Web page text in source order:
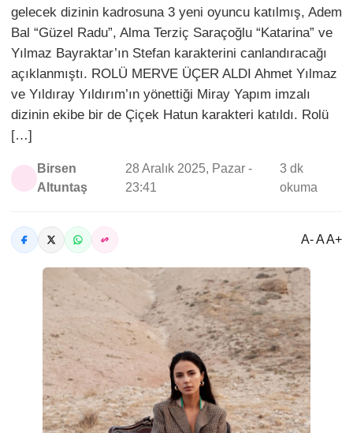
gelecek dizinin kadrosuna 3 yeni oyuncu katılmış, Adem
Bal “Güzel Radu”, Alma Terziç Saraçoğlu “Katarina” ve
Yılmaz Bayraktar’ın Stefan karakterini canlandıracağı
açıklanmıştı. ROLÜ MERVE ÜÇER ALDI Ahmet Yılmaz
ve Yıldıray Yıldırım’ın yönettiği Miray Yapım imzalı
dizinin ekibe bir de Çiçek Hatun karakteri katıldı. Rolü
[…]
Birsen
Altuntaş
28 Aralık 2025, Pazar -
23:41
3 dk
okuma
A- A A+